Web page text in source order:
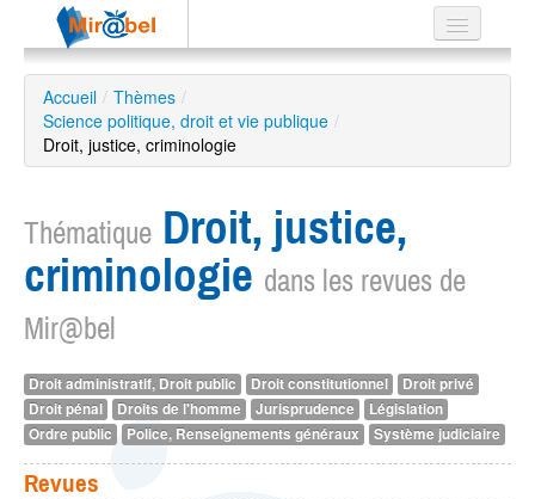
Le réseau
Soutien
Listes
Recherche
avancée
ES
?
Accueil / Thèmes /
Science politique, droit et vie publique /
Droit, justice, criminologie
Thématique Droit, justice,
criminologie dans les revues de
Mir@bel
Droit administratif, Droit public Droit constitutionnel
Droit privé
Droit pénal
Droits de l'homme Jurisprudence
Législation
Ordre public
Police, Renseignements généraux Système judiciaire
Revues